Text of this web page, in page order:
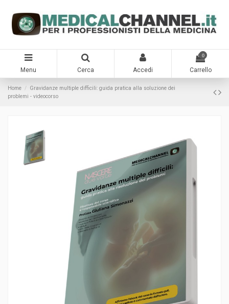
Menu Cerca Accedi
0
Carrello
Home
Gravidanze multiple difficili: guida pratica alla soluzione dei
problemi - videocorso